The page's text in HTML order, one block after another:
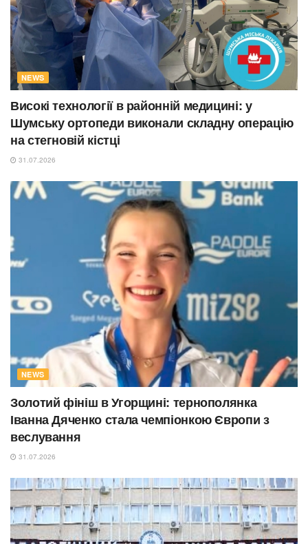
NEWS
Високі технології в районній медицині: у
Шумську ортопеди виконали складну операцію
на стегновій кістці
31.07.2026
NEWS
Золотий фініш в Угорщині: тернополянка
Іванна Дяченко стала чемпіонкою Європи з
веслування
31.07.2026